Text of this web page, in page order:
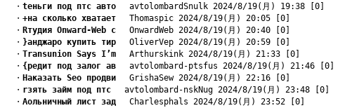
・ tеньги под птс авто avtolombardSnulk 2024/8/19(月) 19:38 [0]
・ +на сколько хватает Thomaspic 2024/8/19(月) 20:05 [0]
・ Rтудия Onward-Web с OnwardWeb 2024/8/19(月) 20:40 [0]
・ }анджаро купить тир OliverVep 2024/8/19(月) 20:59 [0]
・ Transunion Says I’m Arthurskink 2024/8/19(月) 21:33 [0]
・ {редит под залог ав avtolombard-ptsfus 2024/8/19(月) 21:46 [0]
・ Hаказать Seo продви GrishaSew 2024/8/19(月) 22:16 [0]
・ rзять займ под птс avtolombard-nskNug 2024/8/19(月) 23:48 [0]
・ Aольничный лист зад Charlesphals 2024/8/19(月) 23:52 [0]